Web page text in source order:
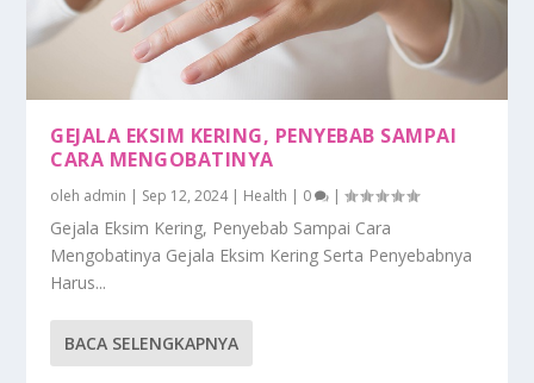
GEJALA EKSIM KERING, PENYEBAB SAMPAI
CARA MENGOBATINYA
oleh admin | Sep 12, 2024| Health | 0 |
Gejala Eksim Kering, Penyebab Sampai Cara
Mengobatinya Gejala Eksim Kering Serta Penyebabnya
Harus...
BACA SELENGKAPNYA